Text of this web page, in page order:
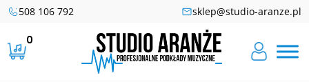
508 106 792 sklep@studio-aranze.pl
0